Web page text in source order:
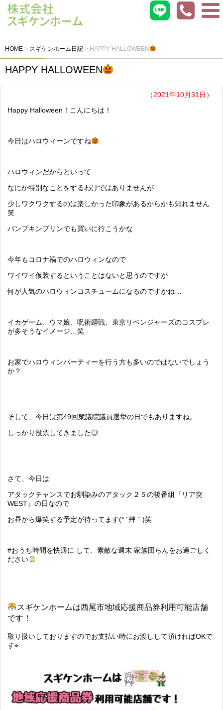
HOME > スギケンホーム日記 > HAPPY HALLOWEEN
HAPPY HALLOWEEN
（2021年10月31日）
Happy Halloween！こんにちは！
今日はハロウィーンですね
ハロウィンだからといって
なにか特別なことをするわけではありませんが
少しワクワクするのは楽しかった印象があるからかも知れません
笑
パンプキンプリンでも買いに行こうかな
今年もコロナ禍でのハロウィンなので
ワイワイ仮装するということはないと思うのですが
何が人気のハロウィンコスチュームになるのですかね…
イカゲーム、ウマ娘、呪術廻戦、東京リベンジャーズのコスプレ
が多そうなイメージ…笑
お家でハロウィンパーティーを行う方も多いのではないでしょう
か？
そして、今日は第49回衆議院議員選挙の日でもありますね。
しっかり投票してきました◎
さて、今日は
アタックチャンスでお馴染みのアタック２５の後番組『リア突
WEST』の日なので
お昼から爆笑する予定が待ってます(* ´艸｀)笑
#おうち時間を快適に して、素敵な週末 家族団らんをお過ごしく
ださい
スギケンホームは西尾市地域応援商品券利用可能店舗
です！
取り扱いしておりますのでお支払い時にお渡しして頂ければOKで
す⭐︎